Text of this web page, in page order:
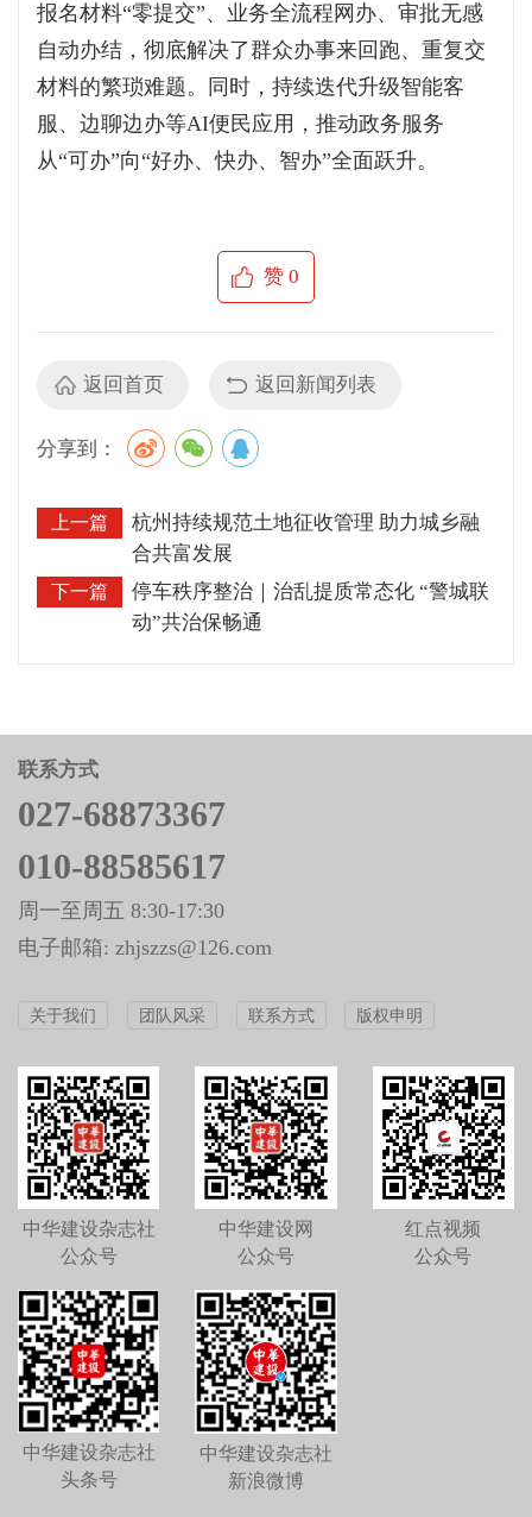
报名材料“零提交”、业务全流程网办、审批无感
自动办结，彻底解决了群众办事来回跑、重复交
材料的繁琐难题。同时，持续迭代升级智能客
服、边聊边办等AI便民应用，推动政务服务
从“可办”向“好办、快办、智办”全面跃升。
赞0
返回首页 返回新闻列表
分享到：
上一篇
杭州持续规范土地征收管理 助力城乡融
合共富发展
下一篇
停车秩序整治｜治乱提质常态化 “警城联
动”共治保畅通
联系方式
027-68873367
010-88585617
周一至周五 8:30-17:30
电子邮箱: zhjszzs@126.com
关于我们 团队风采 联系方式 版权申明
中华建设杂志社
公众号
中华建设网
公众号
红点视频
公众号
中华建设杂志社
头条号
中华建设杂志社
新浪微博